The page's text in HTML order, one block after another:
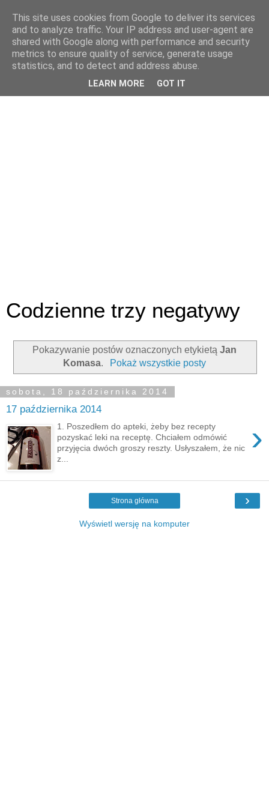
Codzienne trzy negatywy
Pokazywanie postów oznaczonych etykietą Jan
Komasa. Pokaż wszystkie posty
sobota, 18 października 2014
17 października 2014
›
1. Poszedłem do apteki, żeby bez recepty
pozyskać leki na receptę. Chciałem odmówić
przyjęcia dwóch groszy reszty. Usłyszałem, że nic
z...
›
Strona główna
Wyświetl wersję na komputer
This site uses cookies from Google to deliver its services
and to analyze traffic. Your IP address and user-agent are
shared with Google along with performance and security
metrics to ensure quality of service, generate usage
statistics, and to detect and address abuse.
LEARN MORE GOT IT